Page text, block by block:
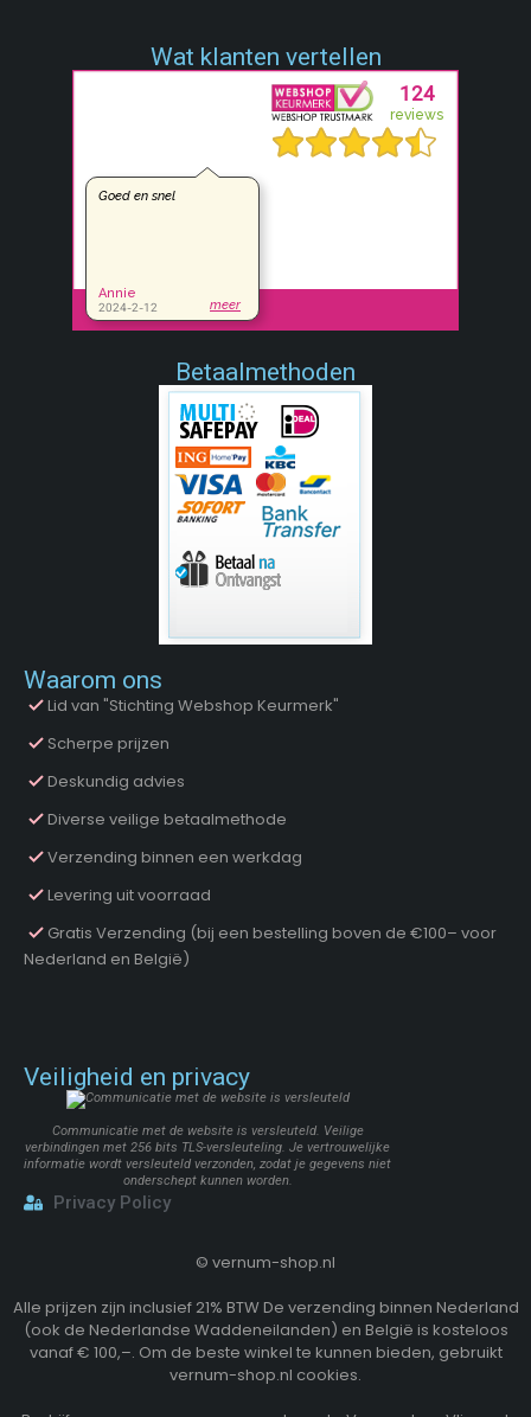
Wat klanten vertellen
Betaalmethoden
Waarom ons
Lid van "Stichting Webshop Keurmerk"
Scherpe prijzen
Deskundig advies
Diverse veilige betaalmethode
Verzending binnen een werkdag
Levering uit voorraad
Gratis Verzending (bij een bestelling boven de €100– voor
Nederland en België)
Veiligheid en privacy
Communicatie met de website is versleuteld. Veilige
verbindingen met 256 bits TLS-versleuteling. Je vertrouwelijke
informatie wordt versleuteld verzonden, zodat je gegevens niet
onderschept kunnen worden.
Privacy Policy
© vernum-shop.nl
Alle prijzen zijn inclusief 21% BTW De verzending binnen Nederland
(ook de Nederlandse Waddeneilanden) en België is kosteloos
vanaf € 100,–. Om de beste winkel te kunnen bieden, gebruikt
vernum-shop.nl cookies.